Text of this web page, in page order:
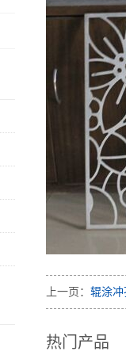
上一页： 辊涂
热门产品